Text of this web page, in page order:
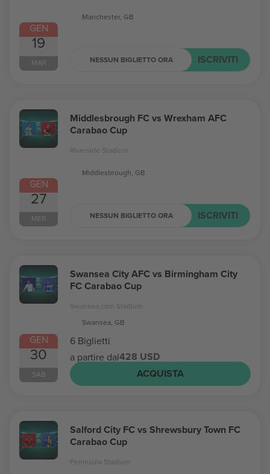
GEN
19
MAR
Manchester, GB
NESSUN BIGLIETTO ORA ISCRIVITI
GEN
27
MER
Middlesbrough FC vs Wrexham AFC
Carabao Cup
Riverside Stadium
Middlesbrough, GB
NESSUN BIGLIETTO ORA ISCRIVITI
GEN
30
SAB
Swansea City AFC vs Birmingham City
FC Carabao Cup
Swansea.com Stadium
Swansea, GB
6 Biglietti
a partire dal428 USD
ACQUISTA
Salford City FC vs Shrewsbury Town FC
Carabao Cup
Peninsula Stadium